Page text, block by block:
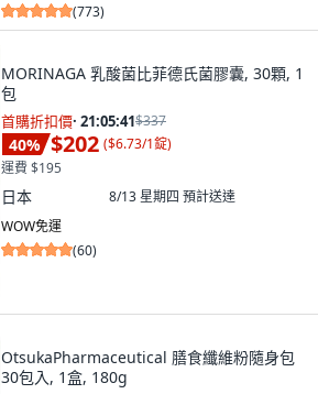
(773)
MORINAGA 乳酸菌比菲德氏菌膠囊, 30顆, 1
包
首購折扣價· 21:05:40$337
40% $202 ($6.73/1錠)
運費 $195
日本 8/13 星期四 預計送達
WOW免運
(60)
OtsukaPharmaceutical 膳食纖維粉隨身包
30包入, 1盒, 180g